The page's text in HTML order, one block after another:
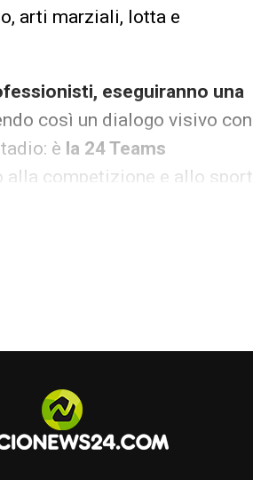
arti marziali, lotta e
eseguiranno una
così un dialogo visivo con
è la 24 Teams
competizione e allo sport.
, l’inno ufficiale di Euro
performance virtuale